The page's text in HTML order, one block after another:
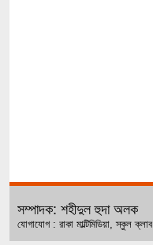
সম্পাদক: শহীদুল হুদা অলক
যোগাযোগ : রাকা মাল্টিমিডিয়া,